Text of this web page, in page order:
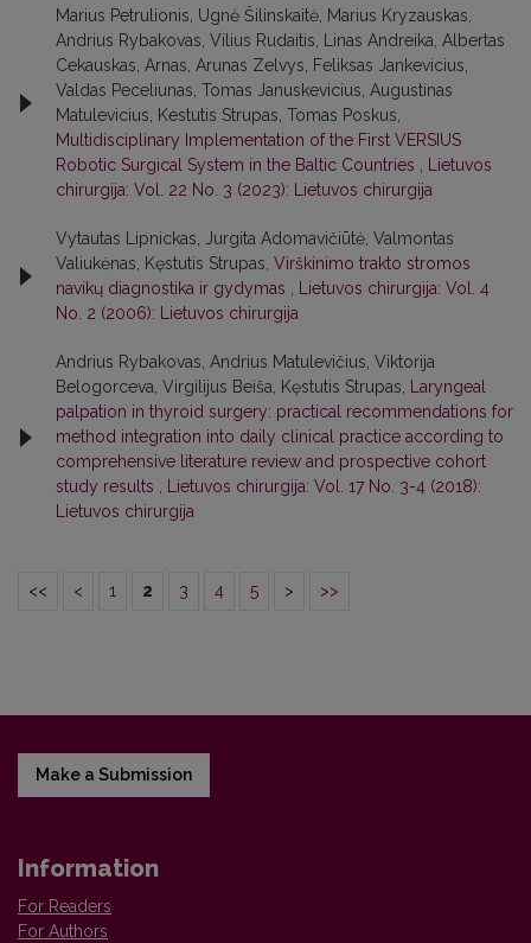
Marius Petrulionis, Ugnė Šilinskaitė, Marius Kryzauskas,
Andrius Rybakovas, Vilius Rudaitis, Linas Andreika, Albertas
Cekauskas, Arnas, Arunas Zelvys, Feliksas Jankevicius,
Valdas Peceliunas, Tomas Januskevicius, Augustinas
Matulevicius, Kestutis Strupas, Tomas Poskus,
Multidisciplinary Implementation of the First VERSIUS
Robotic Surgical System in the Baltic Countries
Lietuvos
chirurgija: Vol. 22 No. 3 (2023): Lietuvos chirurgija
Vytautas Lipnickas, Jurgita Adomavičiūtė, Valmontas
Valiukėnas, Kęstutis Strupas, Virškinimo trakto stromos
navikų diagnostika ir gydymas
Lietuvos chirurgija: Vol. 4
No. 2 (2006): Lietuvos chirurgija
Andrius Rybakovas, Andrius Matulevičius, Viktorija
Belogorceva, Virgilijus Beiša, Kęstutis Strupas,
Laryngeal
palpation in thyroid surgery: practical recommendations for
method integration into daily clinical practice according to
comprehensive literature review and prospective cohort
study results
Lietuvos chirurgija: Vol. 17 No. 3-4 (2018):
Lietuvos chirurgija
<< < 1 2 3 4 5 > >>
Make a Submission
Information
For Readers
For Authors